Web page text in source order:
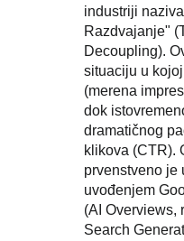
industriji
Razdvajanje"
Decoupling).
situaciju u
(merena
dok
dramatičnog
klikova (CTR).
prvenstveno je
uvođenjem
(AI Overviews,
Search